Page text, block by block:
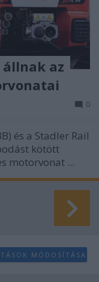
az
0
és a Stadler Rail
kötött
motorvonat ...
MÓDOSÍTÁSA